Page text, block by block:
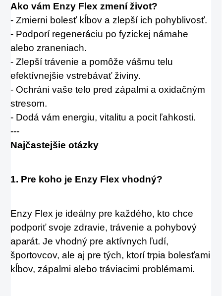
Ako vám Enzy Flex zmení život?
- Zmierni bolesť kĺbov a zlepší ich pohyblivosť.
- Podporí regeneráciu po fyzickej námahe
alebo zraneniach.
- Zlepší trávenie a pomôže vášmu telu
efektívnejšie vstrebávať živiny.
- Ochráni vaše telo pred zápalmi a oxidačným
stresom.
- Dodá vám energiu, vitalitu a pocit ľahkosti.
---
Najčastejšie otázky
1. Pre koho je Enzy Flex vhodný?
Enzy Flex je ideálny pre každého, kto chce
podporiť svoje zdravie, trávenie a pohybový
aparát. Je vhodný pre aktívnych ľudí,
športovcov, ale aj pre tých, ktorí trpia bolesťami
kĺbov, zápalmi alebo tráviacimi problémami.